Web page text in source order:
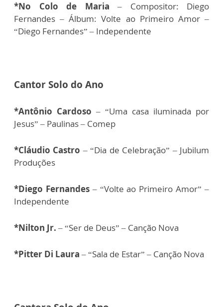
*No Colo de Maria – Compositor: Diego
Fernandes – Álbum: Volte ao Primeiro Amor –
“Diego Fernandes” – Independente
Cantor Solo do Ano
*Antônio Cardoso – “Uma casa iluminada por
Jesus”­ – Paulinas – Comep
*Cláudio Castro – “Dia de Celebração” – Jubilum
Produções
*Diego Fernandes– “Volte ao Primeiro Amor” –
Independente
*Nilton Jr. – “Ser de Deus” – Canção Nova
*Pitter Di Laura – “Sala de Estar” – Canção Nova